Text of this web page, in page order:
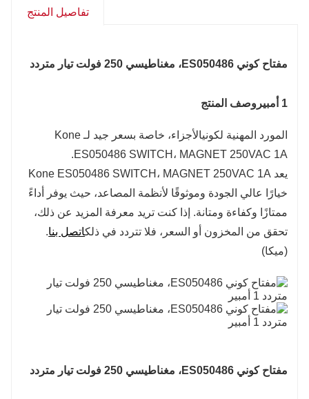
(المملكة العربية السعودية والإمارات العربية المتحدة
تفاصيل المنتج
مفتاح كوني ES050486، مغناطيسي 250 فولت تيار متردد
1 أمبير وصف المنتج
المورد المهنية لكوني
الأجزاء، خاصة بسعر جيد لـ Kone
ES050486 SWITCH، MAGNET 250VAC 1A.
يعد Kone ES050486 SWITCH، MAGNET 250VAC 1A
خيارًا عالي الجودة وموثوقًا لأنظمة المصاعد، حيث يوفر أداءً
ممتازًا وكفاءة ومتانة. إذا كنت تريد معرفة المزيد عن ذلك،
تحقق من المخزون أو السعر، فلا تتردد في ذلكاتصل بنا.
(ميكا)
مفتاح كوني ES050486، مغناطيسي 250 فولت تيار متردد